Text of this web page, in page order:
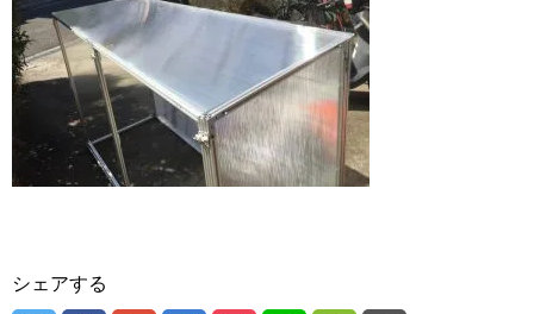
シェアする